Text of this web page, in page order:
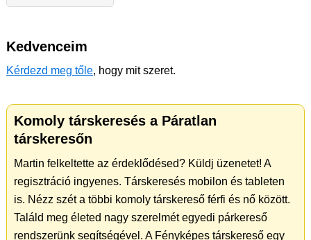
Kedvenceim
Kérdezd meg tőle, hogy mit szeret.
Komoly társkeresés a Páratlan
társkeresőn
Martin felkeltette az érdeklődésed? Küldj üzenetet! A
regisztráció ingyenes. Társkeresés mobilon és tableten
is. Nézz szét a többi komoly társkereső férfi és nő között.
Találd meg életed nagy szerelmét egyedi párkereső
rendszerünk segítségével. A Fényképes társkereső egy